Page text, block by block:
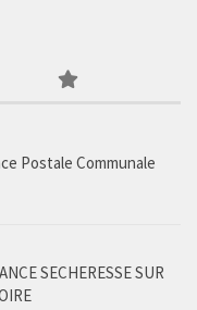
Postale Communale
SECHERESSE SUR